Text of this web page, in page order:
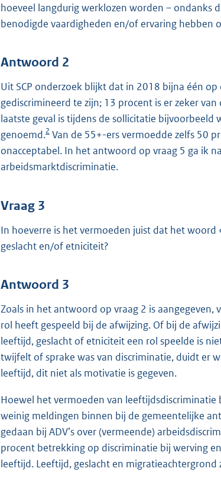
hoeveel langdurig werklozen worden – ondanks
benodigde vaardigheden en/of ervaring
Antwoord 2
Uit SCP onderzoek blijkt dat in 2018 bijna één
gediscrimineerd te zijn; 13 procent is er zeker
laatste geval is tijdens de sollicitatie
genoemd.2 Van de 55+-ers vermoedde zelfs 50
onacceptabel. In het antwoord op vraag 5 ga ik
arbeidsmarktdiscriminatie.
Vraag 3
In hoeverre is het vermoeden juist dat het
geslacht en/of etniciteit?
Antwoord 3
Zoals in het antwoord op vraag 2 is
rol heeft gespeeld bij de afwijzing. Of bij de
leeftijd, geslacht of etniciteit een rol speelde is
twijfelt of sprake was van discriminatie, duidt er
leeftijd, dit niet als motivatie is gegeven.
Hoewel het vermoeden van
weinig meldingen binnen bij de gemeentelijke
gedaan bij ADV’s over (vermeende)
procent betrekking op discriminatie bij werving
leeftijd. Leeftijd, geslacht en